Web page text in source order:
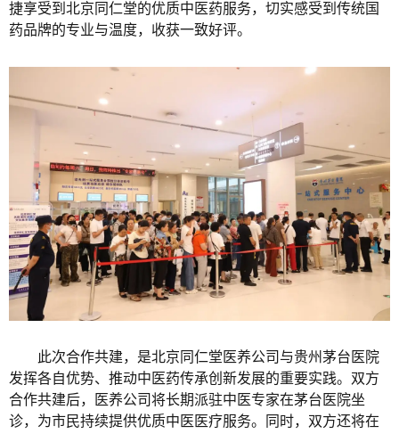
捷享受到北京同仁堂的优质中医药服务，切实感受到传统国
药品牌的专业与温度，收获一致好评。
此次合作共建，是北京同仁堂医养公司与贵州茅台医院
发挥各自优势、推动中医药传承创新发展的重要实践。双方
合作共建后，医养公司将长期派驻中医专家在茅台医院坐
诊，为市民持续提供优质中医医疗服务。同时，双方还将在